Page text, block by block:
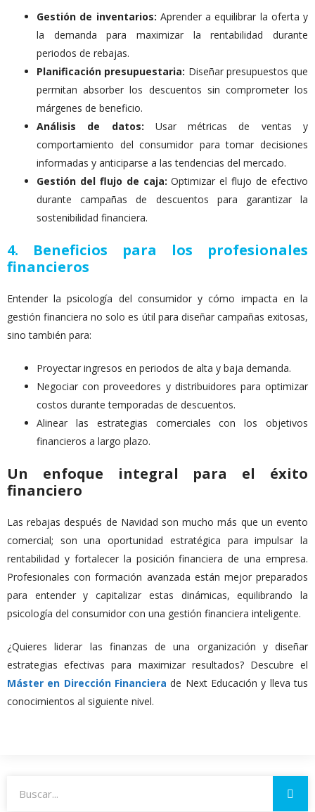
Gestión de inventarios: Aprender a equilibrar la oferta y
la demanda para maximizar la rentabilidad durante
periodos de rebajas.
Planificación presupuestaria: Diseñar presupuestos que
permitan absorber los descuentos sin comprometer los
márgenes de beneficio.
Análisis de datos: Usar métricas de ventas y
comportamiento del consumidor para tomar decisiones
informadas y anticiparse a las tendencias del mercado.
Gestión del flujo de caja: Optimizar el flujo de efectivo
durante campañas de descuentos para garantizar la
sostenibilidad financiera.
4. Beneficios para los profesionales
financieros
Entender la psicología del consumidor y cómo impacta en la
gestión financiera no solo es útil para diseñar campañas exitosas,
sino también para:
Proyectar ingresos en periodos de alta y baja demanda.
Negociar con proveedores y distribuidores para optimizar
costos durante temporadas de descuentos.
Alinear las estrategias comerciales con los objetivos
financieros a largo plazo.
Un enfoque integral para el éxito
financiero
Las rebajas después de Navidad son mucho más que un evento
comercial; son una oportunidad estratégica para impulsar la
rentabilidad y fortalecer la posición financiera de una empresa.
Profesionales con formación avanzada están mejor preparados
para entender y capitalizar estas dinámicas, equilibrando la
psicología del consumidor con una gestión financiera inteligente.
¿Quieres liderar las finanzas de una organización y diseñar
estrategias efectivas para maximizar resultados? Descubre el
Máster en Dirección Financiera de Next Educación y lleva tus
conocimientos al siguiente nivel.